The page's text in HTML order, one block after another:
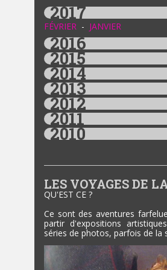
2017
FÉVRIER - JANVIER
2016
2015
2014
2013
2012
2011
2010
LES VOYAGES DE
QU'EST CE ?
Ce sont des aventures
partir d'expositions
séries de photos, parfois de la